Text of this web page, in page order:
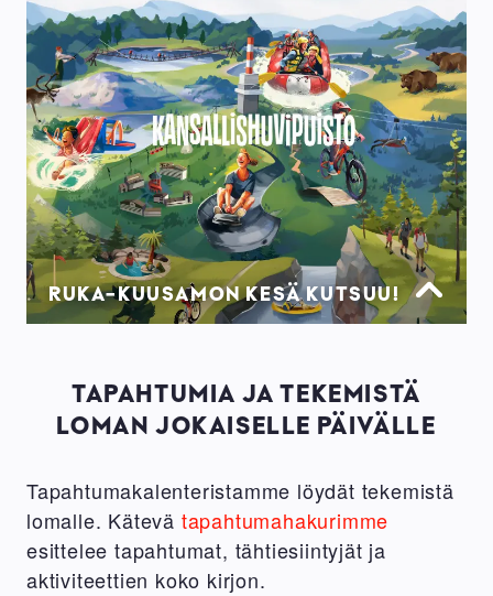
RUKA-KUUSAMON KESÄ KUTSUU!
TAPAHTUMIA JA TEKEMISTÄ
LOMAN JOKAISELLE PÄIVÄLLE
Tapahtumakalenteristamme löydät tekemistä
lomalle. Kätevä tapahtumahakurimme
esittelee tapahtumat, tähtiesiintyjät ja
aktiviteettien koko kirjon.